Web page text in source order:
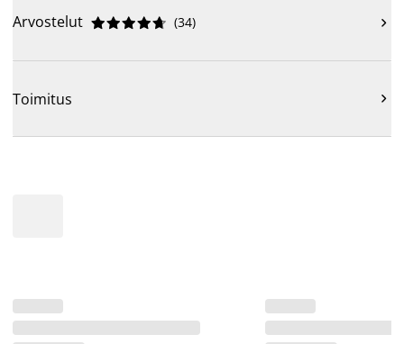
Arvostelut 




 (34) 
Toimitus 